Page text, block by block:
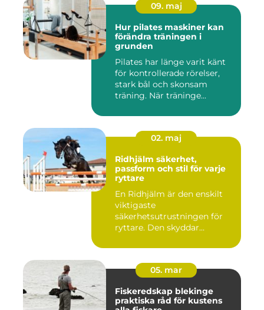
09. maj
Hur pilates maskiner kan
förändra träningen i
grunden
Pilates har länge varit känt
för kontrollerade rörelser,
stark bål och skonsam
träning. När träninge...
02. maj
Ridhjälm säkerhet,
passform och stil för varje
ryttare
En Ridhjälm är den enskilt
viktigaste
säkerhetsutrustningen för
ryttare. Den skyddar
05. mar
Fiskeredskap blekinge
praktiska råd för kustens